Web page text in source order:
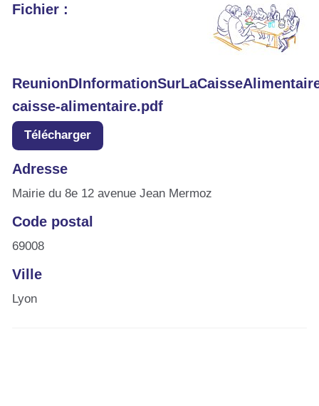
Fichier :
caisse-alimentaire.pdf
Télécharger
Adresse
Mairie du 8e 12 avenue Jean Mermoz
Code postal
69008
Ville
Lyon